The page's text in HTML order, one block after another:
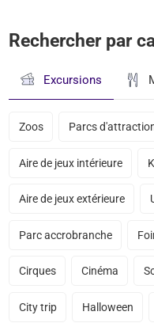
Rechercher par
Excursions
Zoos Parcs
Aire de jeux intérieure
Aire de jeux extérieure
Parc accrobranche
Cirques Cinéma
City trip Halloween